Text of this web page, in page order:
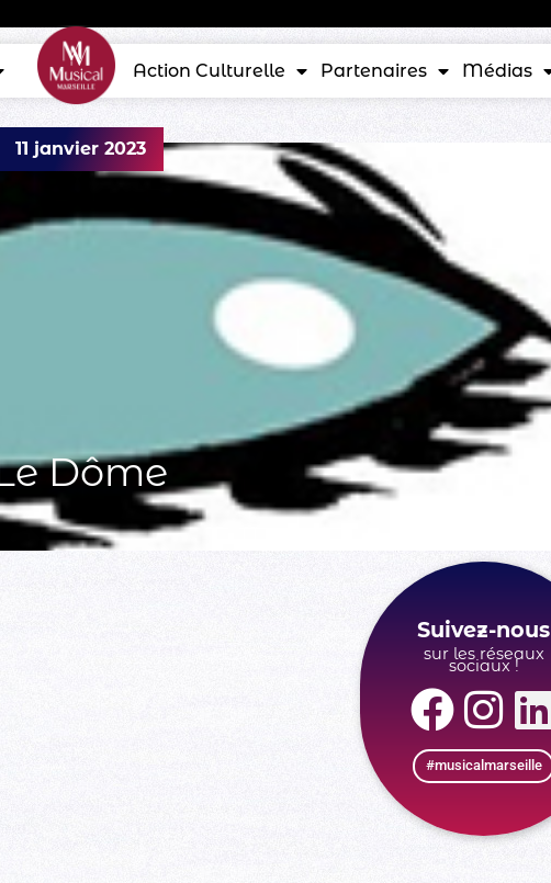
Action Culturelle Partenaires Médias
11 janvier 2023
Dôme
Suivez-nous
sur les réseaux
sociaux !
#musicalmarseille